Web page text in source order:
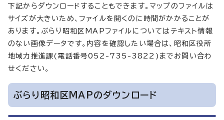
下記からダウンロードすることもできます。マップのファイルは
サイズが大きいため、ファイルを開くのに時間がかかることが
あります。ぶらり昭和区MAPファイルについてはテキスト情報
のない画像データです。内容を確認したい場合は、昭和区役所
地域力推進課(電話番号052-735-3822)までお問い合わ
せください。
ぶらり昭和区MAPのダウンロード